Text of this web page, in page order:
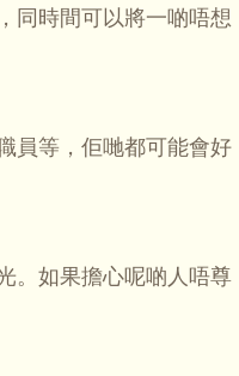
同時間可以將一啲唔想
員等，佢哋都可能會好
。如果擔心呢啲人唔尊